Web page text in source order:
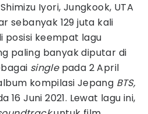
Iyori, Jungkook, UTA
sebanyak 129 juta kali
posisi keempat lagu
paling banyak diputar di
single pada 2 April
kompilasi Jepang BTS,
16 Juni 2021. Lewat lagu ini,